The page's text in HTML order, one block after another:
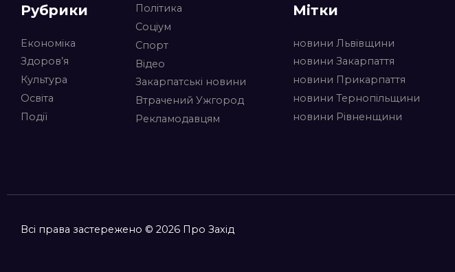
Рубрики
Економіка
Здоров’я
Культура
Освіта
Події
Політика
Соціум
Спорт
Відео
Закарпатські новини
Втрачений Ужгород
Рекламодавцям
Мітки
новини Львівщини
новини Закарпаття
новини Прикарпаття
новини Тернопільщини
новини Рівненщини
Всі права застережено © 2026 Про Захід